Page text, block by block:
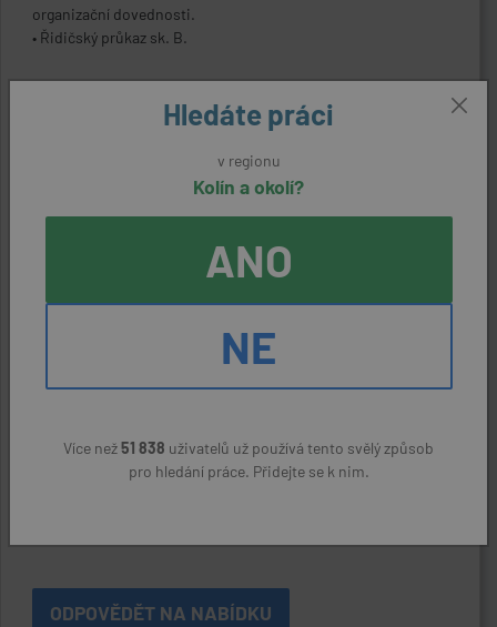
organizační dovednosti.
• Řidičský průkaz sk. B.
Pracovní náplň
• Dohlížení na dodržování technologických předpisů.
• Kontrola dodržování bezpečnostních předpisů.
ODPOVĚDĚT NA NABÍDKU
Kontaktní údaje
AŽD Praha s.r.o.
ODPOVĚDĚT NA NABÍDKU
Hledáte práci
v regionu
Kolín a okolí?
ANO
NE
Více než51 838 uživatelů už používá tento svělý způsob
pro hledání práce. Přidejte se k nim.